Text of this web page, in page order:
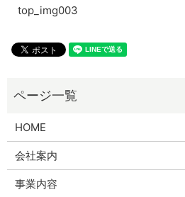
top_img003
HOME
会社案内
事業内容